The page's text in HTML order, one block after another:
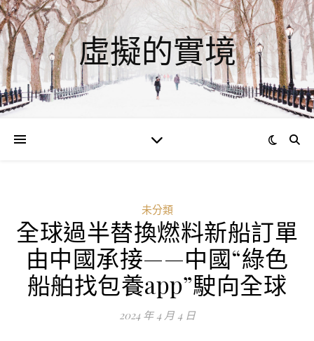
虛擬的實境
未分類
全球過半替換燃料新船訂單
由中國承接——中國“綠色
船舶找包養app”駛向全球
2024 年 4 月 4 日